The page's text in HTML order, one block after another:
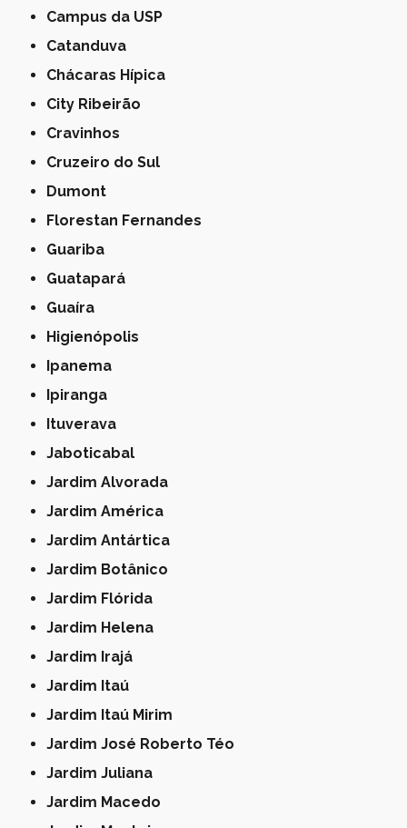
Campus da USP
Catanduva
Chácaras Hípica
City Ribeirão
Cravinhos
Cruzeiro do Sul
Dumont
Florestan Fernandes
Guariba
Guatapará
Guaíra
Higienópolis
Ipanema
Ipiranga
Ituverava
Jaboticabal
Jardim Alvorada
Jardim América
Jardim Antártica
Jardim Botânico
Jardim Flórida
Jardim Helena
Jardim Irajá
Jardim Itaú
Jardim Itaú Mirim
Jardim José Roberto Téo
Jardim Juliana
Jardim Macedo